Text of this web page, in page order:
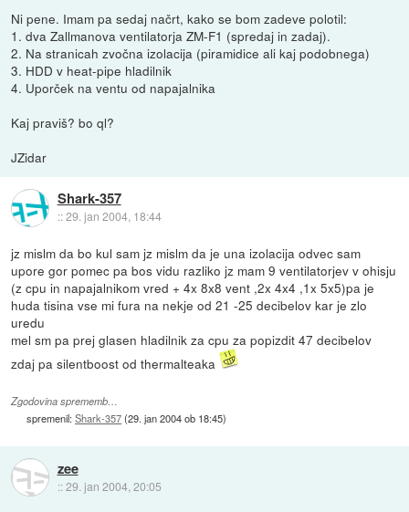
Ni pene. Imam pa sedaj načrt, kako se bom zadeve polotil:
1. dva Zallmanova ventilatorja ZM-F1 (spredaj in zadaj).
2. Na stranicah zvočna izolacija (piramidice ali kaj podobnega)
3. HDD v heat-pipe hladilnik
4. Uporček na ventu od napajalnika
Kaj praviš? bo ql?
JZidar
Shark-357
::29. jan 2004, 18:44
jz mislm da bo kul sam jz mislm da je una izolacija odvec sam
upore gor pomec pa bos vidu razliko jz mam 9 ventilatorjev v ohisju
(z cpu in napajalnikom vred + 4x 8x8 vent ,2x 4x4 ,1x 5x5)pa je
huda tisina vse mi fura na nekje od 21 -25 decibelov kar je zlo
uredu
mel sm pa prej glasen hladilnik za cpu za popizdit 47 decibelov
zdaj pa silentboost od thermalteaka
Zgodovina sprememb…
spremenil:Shark-357(29. jan 2004 ob 18:45)
zee
::29. jan 2004, 20:05